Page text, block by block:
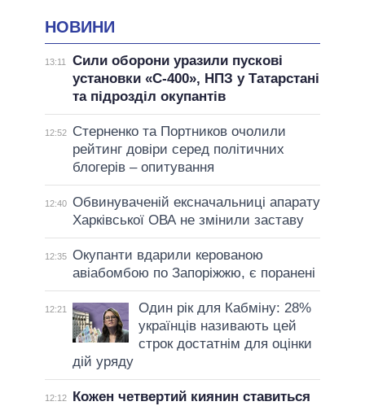
НОВИНИ
13:11
Сили оборони уразили пускові
установки «С-400», НПЗ у Татарстані
та підрозділ окупантів
12:52
Стерненко та Портников очолили
рейтинг довіри серед політичних
блогерів – опитування
12:40 Обвинуваченій ексначальниці апарату
Харківської ОВА не змінили заставу
12:35 Окупанти вдарили керованою
авіабомбою по Запоріжжю, є поранені
12:21
Один рік для Кабміну: 28%
українців називають цей
строк достатнім для оцінки
дій уряду
12:12
Кожен четвертий киянин ставиться